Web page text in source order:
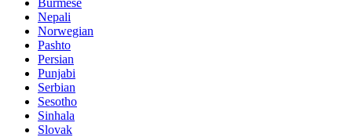
Nepali
Norwegian
Pashto
Persian
Punjabi
Serbian
Sesotho
Sinhala
Slovak